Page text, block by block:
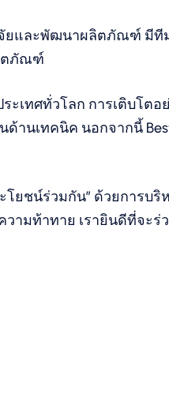
และพัฒนาผลิตภัณฑ์ มีที
ตภัณฑ์
เทศทั่วโลก การเติบโต
นเทคนิค นอกจากนี้
โยชน์ร่วมกัน” ด้วยการ
ามท้าทาย เรายินดีที่จะ